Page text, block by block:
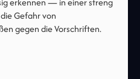
Gefahr von
gegen die Vorschriften.